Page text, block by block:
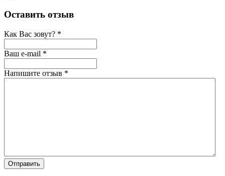
Оставить отзыв
Как Вас зовут? *
Ваш e-mail *
Напишите отзыв *